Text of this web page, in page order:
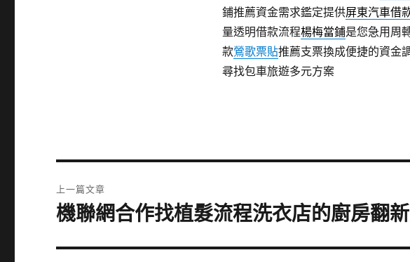
鋪推薦資金需求鑑定提供屏東汽車借
量透明借款流程楊梅當鋪是您急用周
款鶯歌票貼推薦支票換成便捷的資金
尋找包車旅遊多元方案
章
上一篇文章
上
篇
機聯網合作找植髮流程洗衣店的廚房翻